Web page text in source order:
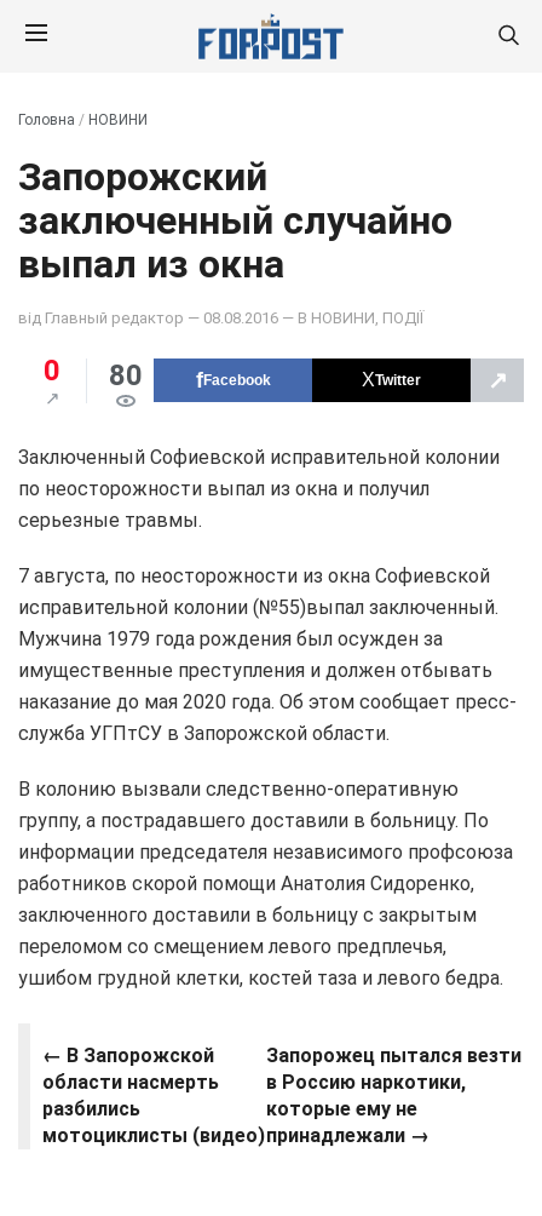
Головна / НОВИНИ
Запорожский
заключенный случайно
выпал из окна
від Главный редактор — 08.08.2016 — В НОВИНИ ПОДІЇ
0 80 Facebook Twitter ↗
Заключенный Софиевской исправительной колонии
по неосторожности выпал из окна и получил
серьезные травмы.
7 августа, по неосторожности из окна Софиевской
исправительной колонии (№55)выпал заключенный.
Мужчина 1979 года рождения был осужден за
имущественные преступления и должен отбывать
наказание до мая 2020 года. Об этом сообщает пресс-
служба УГПтСУ в Запорожской области.
В колонию вызвали следственно-оперативную
группу, а пострадавшего доставили в больницу. По
информации председателя независимого профсоюза
работников скорой помощи Анатолия Сидоренко,
заключенного доставили в больницу с закрытым
переломом со смещением левого предплечья,
ушибом грудной клетки, костей таза и левого бедра.
← В Запорожской
области насмерть
разбились
мотоциклисты (видео)
Запорожец пытался везти
в Россию наркотики,
которые ему не
принадлежали →